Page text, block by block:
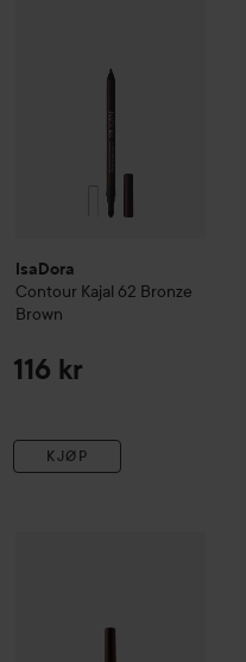
IsaDora
Contour Kajal 62 Bronze
Brown
116 kr
KJØP